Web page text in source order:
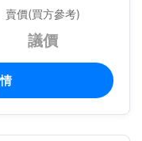
賣價(買方參考)
議價